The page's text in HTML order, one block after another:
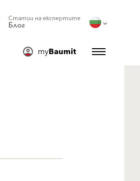
Статии на експертите
Блог
myBaumit